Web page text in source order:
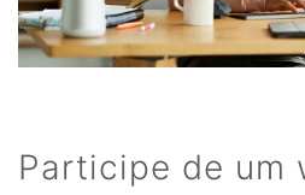
Participe de um